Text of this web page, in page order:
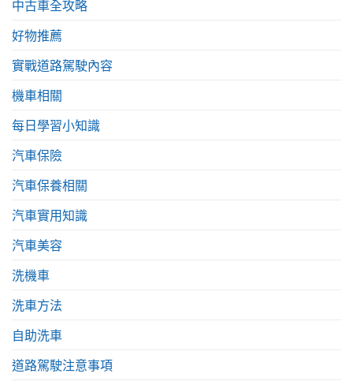
中古車全攻略
好物推薦
實戰道路駕駛內容
機車相關
每日學習小知識
汽車保險
汽車保養相關
汽車實用知識
汽車美容
洗機車
洗車方法
自助洗車
道路駕駛注意事項